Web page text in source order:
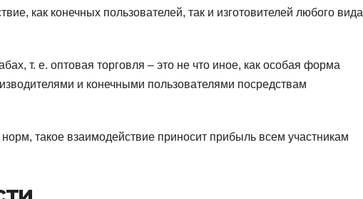
как конечных пользователей, так и изготовителей любого вида
т. е. оптовая торговля – это не что иное, как особая форма
и конечными пользователями посредствам
такое взаимодействие приносит прибыль всем участникам